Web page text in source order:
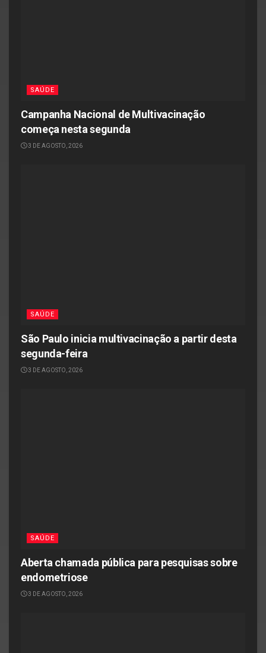
SAÚDE
Campanha Nacional de Multivacinação
começa nesta segunda
3 DE AGOSTO, 2026
SAÚDE
São Paulo inicia multivacinação a partir desta
segunda-feira
3 DE AGOSTO, 2026
SAÚDE
Aberta chamada pública para pesquisas sobre
endometriose
3 DE AGOSTO, 2026